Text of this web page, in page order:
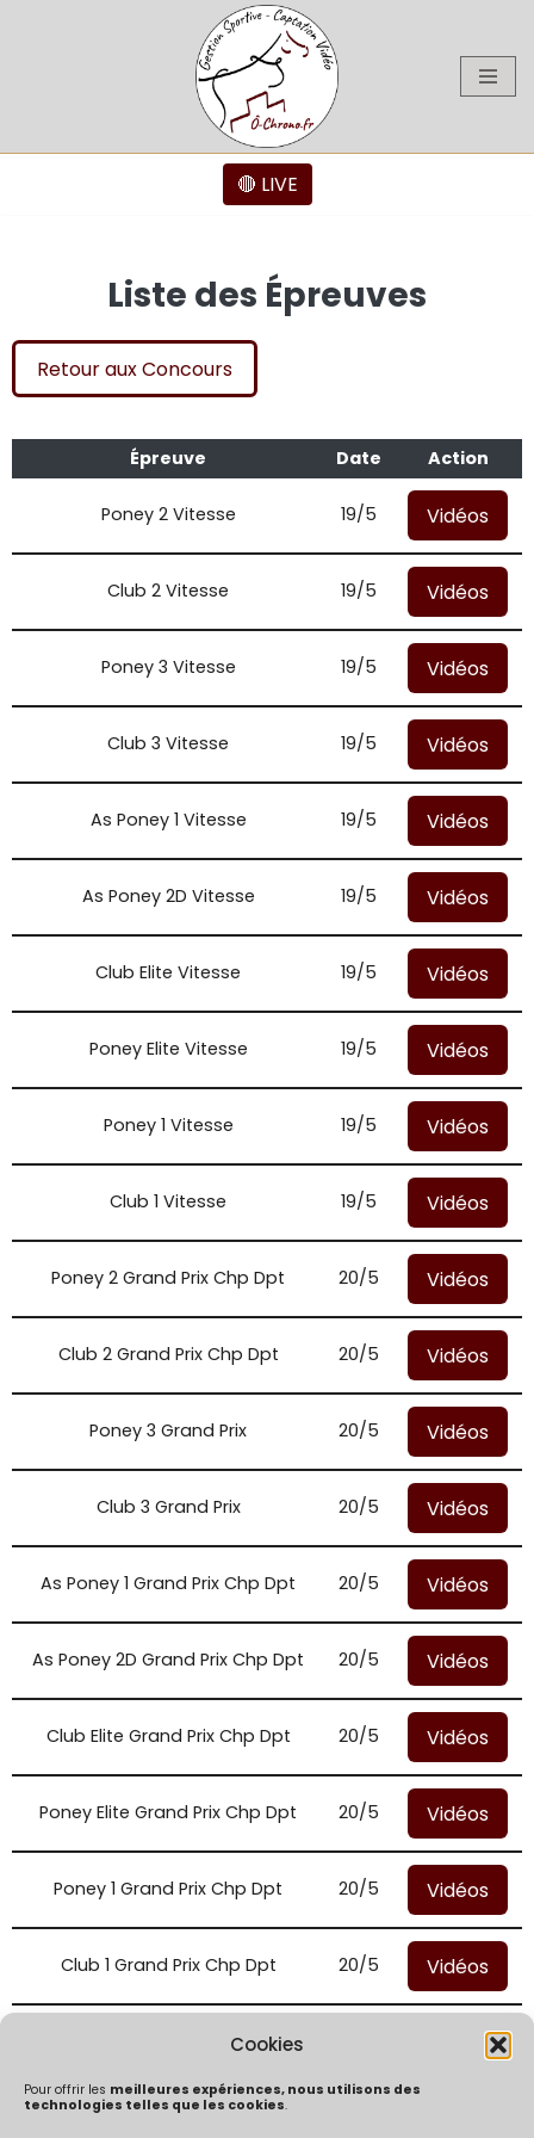
Cookies
Pour offrir les meilleures expériences, nous utilisons des
technologies telles que les cookies.
🔴 LIVE
Liste des Épreuves
Retour aux Concours
Épreuve Date Action
Poney 2 Vitesse 19/5 Vidéos
Club 2 Vitesse 19/5 Vidéos
Poney 3 Vitesse 19/5 Vidéos
Club 3 Vitesse 19/5 Vidéos
As Poney 1 Vitesse 19/5 Vidéos
As Poney 2D Vitesse 19/5 Vidéos
Club Elite Vitesse 19/5 Vidéos
Poney Elite Vitesse 19/5 Vidéos
Poney 1 Vitesse 19/5 Vidéos
Club 1 Vitesse 19/5 Vidéos
Poney 2 Grand Prix Chp Dpt 20/5 Vidéos
Club 2 Grand Prix Chp Dpt 20/5 Vidéos
Poney 3 Grand Prix 20/5 Vidéos
Club 3 Grand Prix 20/5 Vidéos
As Poney 1 Grand Prix Chp Dpt 20/5 Vidéos
As Poney 2D Grand Prix Chp Dpt 20/5 Vidéos
Club Elite Grand Prix Chp Dpt 20/5 Vidéos
Poney Elite Grand Prix Chp Dpt 20/5 Vidéos
Poney 1 Grand Prix Chp Dpt 20/5 Vidéos
Club 1 Grand Prix Chp Dpt 20/5 Vidéos
Preparatoire 1m15 Vidéos